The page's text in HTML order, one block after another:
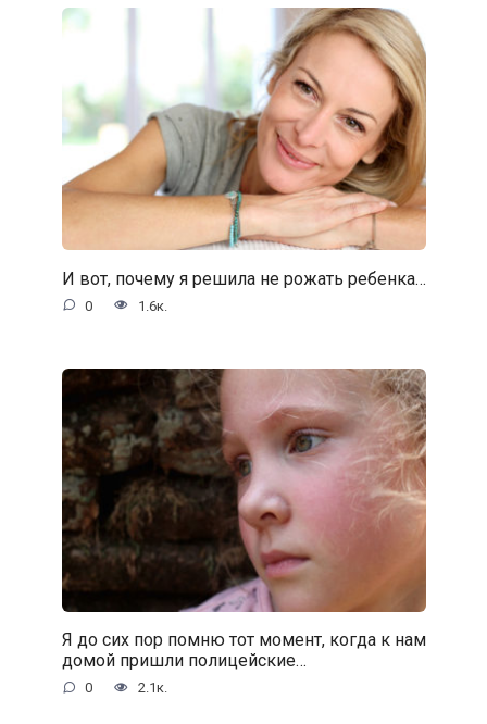
И вот, почему я решила не рожать ребенка…
0 1.6к.
Я до сих пор помню тот момент, когда к нам
домой пришли полицейские…
0 2.1к.